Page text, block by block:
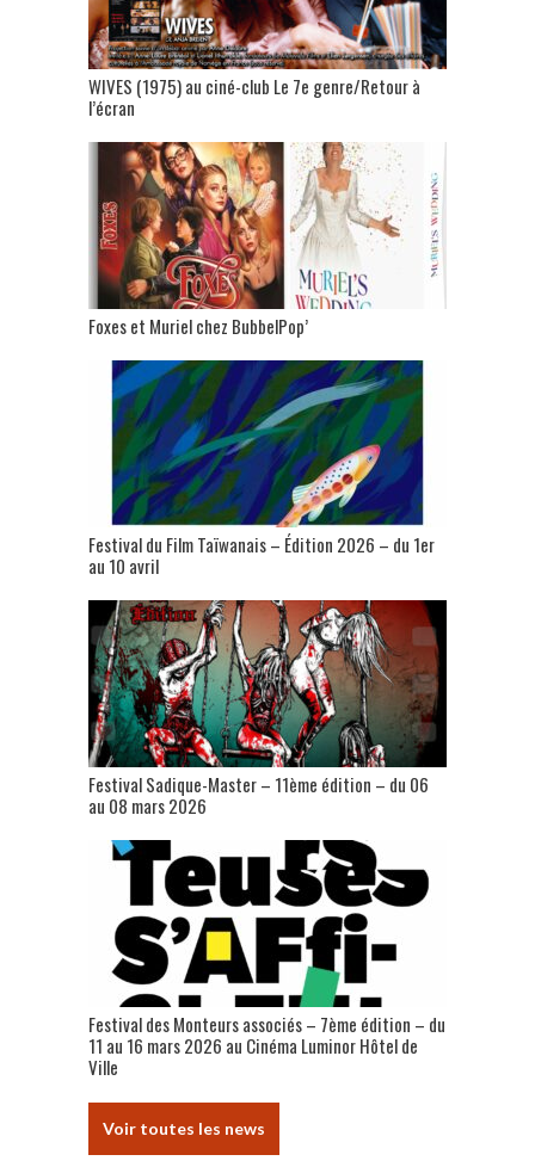
WIVES (1975) au ciné-club Le 7e genre/Retour à
l’écran
Foxes et Muriel chez BubbelPop’
Festival du Film Taïwanais – Édition 2026 – du 1er
au 10 avril
Festival Sadique-Master – 11ème édition – du 06
au 08 mars 2026
Festival des Monteurs associés – 7ème édition – du
11 au 16 mars 2026 au Cinéma Luminor Hôtel de
Ville
Voir toutes les news